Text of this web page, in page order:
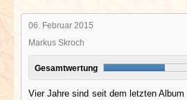
06. Februar 2015
Markus Skroch
Gesamtwertung
Vier Jahre sind seit dem letzten Album